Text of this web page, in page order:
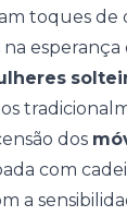
toques de
esperança
dos
com
a